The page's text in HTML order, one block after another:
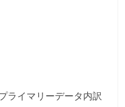
ライマリーデータ内訳